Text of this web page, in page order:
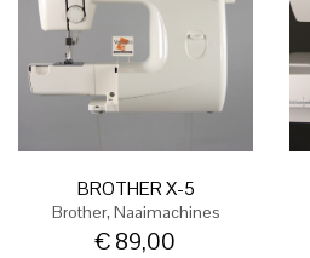
BROTHER X-5
Brother, Naaimachines
€ 89,00